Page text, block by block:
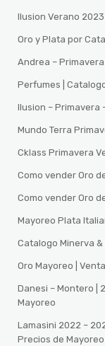
Ilusion Verano 2023
Oro y Plata por
Andrea –
Perfumes |
Ilusion – Primavera
Mundo Terra
Cklass Primavera
Como vender Oro
Como vender Oro
Mayoreo Plata
Catalogo Minerva &
Oro Mayoreo |
Danesi – Montero |
Mayoreo
Lamasini 2022 –
Precios de Mayoreo